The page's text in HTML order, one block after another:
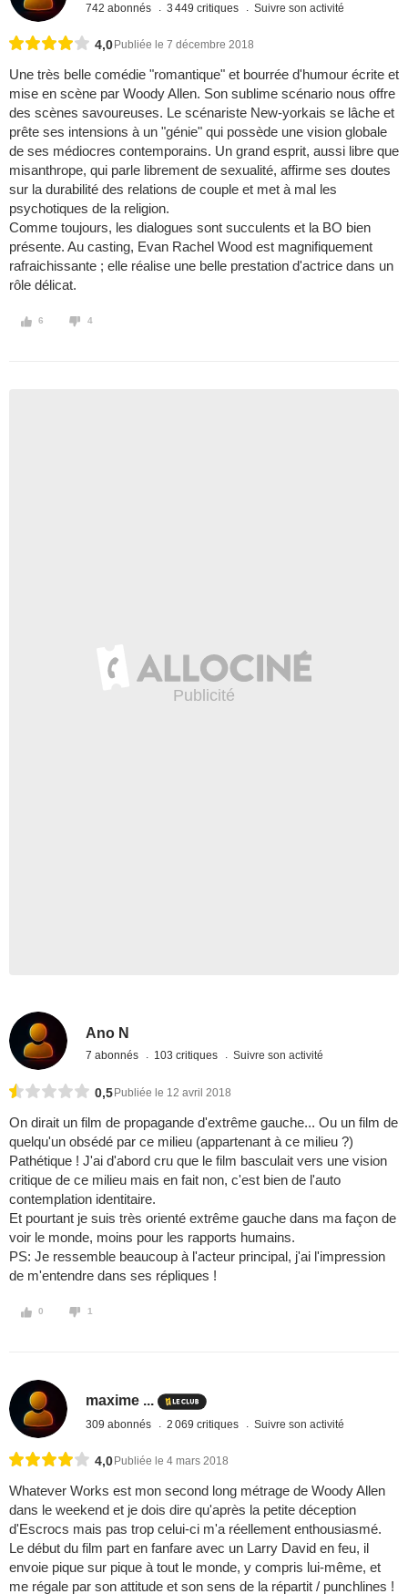
742 abonnés 3 449 critiques Suivre son activité
4,0 Publiée le 7 décembre 2018
Une très belle comédie "romantique" et bourrée d'humour écrite et
mise en scène par Woody Allen. Son sublime scénario nous offre
des scènes savoureuses. Le scénariste New-yorkais se lâche et
prête ses intensions à un "génie" qui possède une vision globale
de ses médiocres contemporains. Un grand esprit, aussi libre que
misanthrope, qui parle librement de sexualité, affirme ses doutes
sur la durabilité des relations de couple et met à mal les
psychotiques de la religion.
Comme toujours, les dialogues sont succulents et la BO bien
présente. Au casting, Evan Rachel Wood est magnifiquement
rafraichissante ; elle réalise une belle prestation d'actrice dans un
rôle délicat.
6 4
Ano N
7 abonnés 103 critiques Suivre son activité
0,5 Publiée le 12 avril 2018
On dirait un film de propagande d'extrême gauche... Ou un film de
quelqu'un obsédé par ce milieu (appartenant à ce milieu ?)
Pathétique ! J'ai d'abord cru que le film basculait vers une vision
critique de ce milieu mais en fait non, c'est bien de l'auto
contemplation identitaire.
Et pourtant je suis très orienté extrême gauche dans ma façon de
voir le monde, moins pour les rapports humains.
PS: Je ressemble beaucoup à l'acteur principal, j'ai l'impression
de m'entendre dans ses répliques !
0 1
maxime ...
309 abonnés 2 069 critiques Suivre son activité
4,0 Publiée le 4 mars 2018
Whatever Works est mon second long métrage de Woody Allen
dans le weekend et je dois dire qu'après la petite déception
d'Escrocs mais pas trop celui-ci m'a réellement enthousiasmé.
Le début du film part en fanfare avec un Larry David en feu, il
envoie pique sur pique à tout le monde, y compris lui-même, et
me régale par son attitude et son sens de la répartit / punchlines !